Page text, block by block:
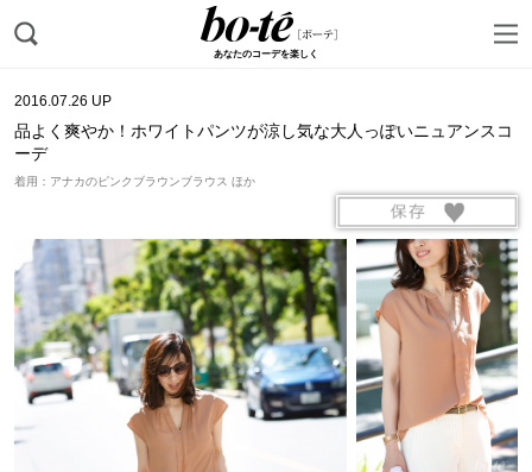
あなたのコーデを楽しく
2016.07.26 UP
品よく爽やか！ホワイトパンツが涼し気な大人っぽいニュアンスコ
ーデ
着用：アナカのピンクブラウンブラウス ほか